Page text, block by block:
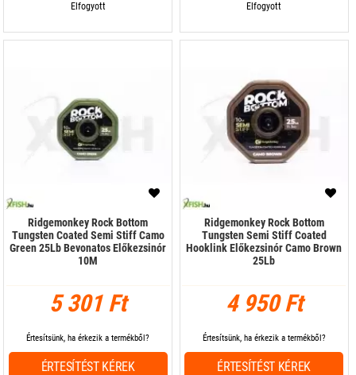
Elfogyott Elfogyott
Ridgemonkey Rock Bottom
Tungsten Coated Semi Stiff Camo
Green 25Lb Bevonatos Előkezsinór
10M
5 301 Ft
Értesítsünk, ha érkezik a termékből?
ÉRTESÍTÉST KÉREK
Ridgemonkey Rock Bottom
Tungsten Semi Stiff Coated
Hooklink Előkezsinór Camo Brown
25Lb
4 950 Ft
Értesítsünk, ha érkezik a termékből?
ÉRTESÍTÉST KÉREK